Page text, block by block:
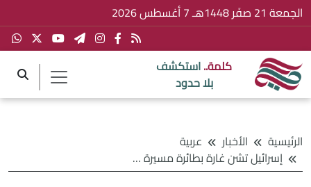
الجمعة 21 صفَر 1448هـ 7 أغسطس 2026
كلمة..استكشف
بلا حدود
الرئيسية الأخبار
عربية
إسرائيل تشن غارة بطائرة مسيرة على سيارة جنوب لبنان